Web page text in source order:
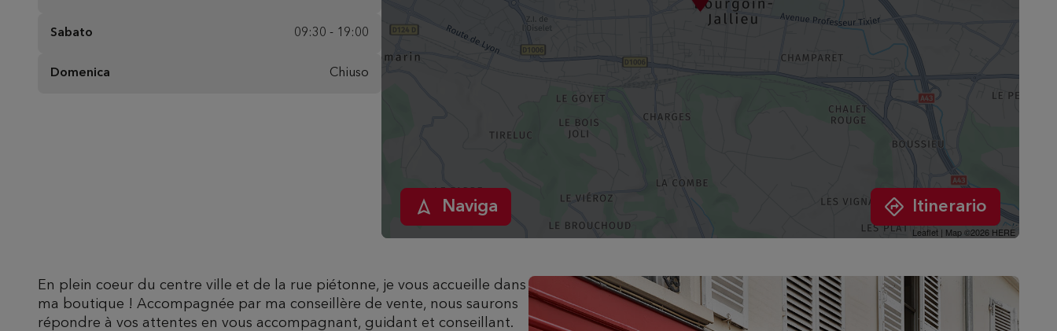
Sabato 09:30 - 19:00
Domenica Chiuso
Leaflet | Map ©2026 HERE
Naviga Itinerario
En plein coeur du centre ville et de la rue piétonne, je vous accueille dans
ma boutique ! Accompagnée par ma conseillère de vente, nous saurons
répondre à vos attentes en vous accompagnant, guidant et conseillant.